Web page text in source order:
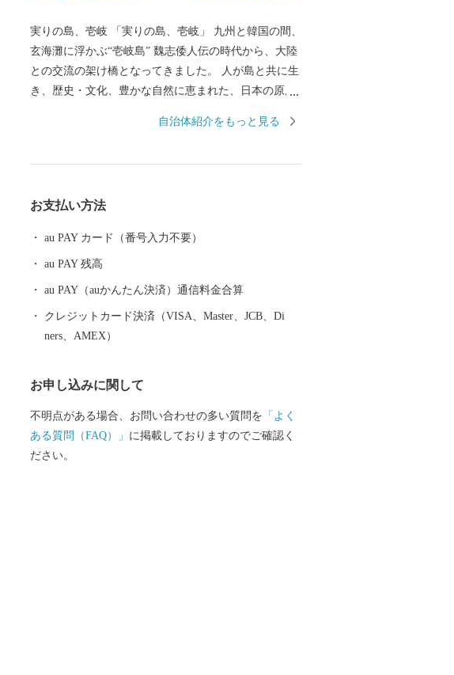
実りの島、壱岐 「実りの島、壱岐」 九州と韓国の間、
玄海灘に浮かぶ“壱岐島” 魏志倭人伝の時代から、大陸
との交流の架け橋となってきました。 人が島と共に生
き、歴史・文化、豊かな自然に恵まれた、日本の原風
関）から地理的表示認定を受けた「壱岐焼酎」。 壱岐
リーンの海。 住む人に、訪れる人に様々な“実り”をも
自治体紹介をもっと見る
お支払い方法
au PAY カード（番号入力不要）
au PAY 残高
au PAY（auかんたん決済）通信料金合算
クレジットカード決済（VISA、Master、JCB、Di
ners、AMEX）
お申し込みに関して
不明点がある場合、お問い合わせの多い質問を 「よく
ある質問（FAQ）」 に掲載しておりますのでご確認く
ださい。